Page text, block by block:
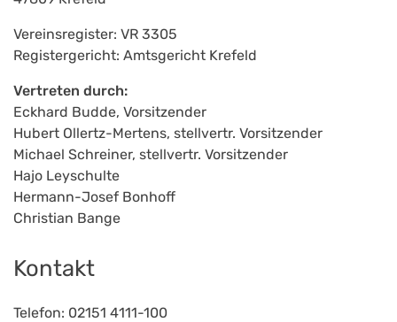
Vereinsregister: VR 3305
Registergericht: Amtsgericht Krefeld
Vertreten durch:
Eckhard Budde, Vorsitzender
Hubert Ollertz-Mertens, stellvertr. Vorsitzender
Michael Schreiner, stellvertr. Vorsitzender
Hajo Leyschulte
Hermann-Josef Bonhoff
Christian Bange
Kontakt
Telefon: 02151 4111-100